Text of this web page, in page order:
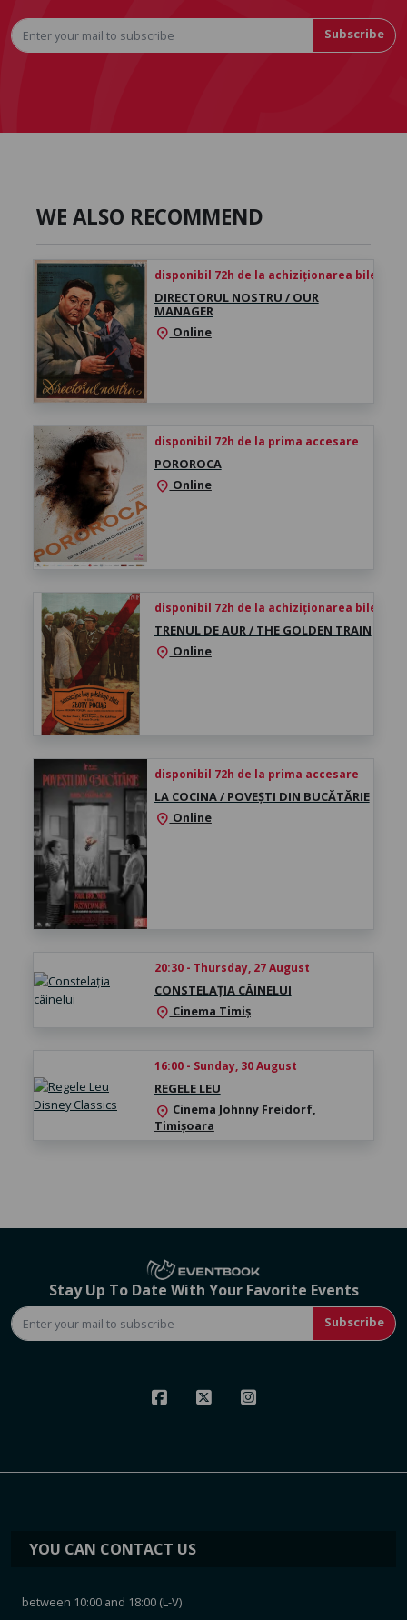
Subscribe
WE ALSO RECOMMEND
disponibil 72h de la achiziționarea biletului
DIRECTORUL NOSTRU / OUR
MANAGER
location_on Online
disponibil 72h de la prima accesare
POROROCA
location_on Online
disponibil 72h de la achiziționarea biletului
TRENUL DE AUR / THE GOLDEN TRAIN
location_on Online
disponibil 72h de la prima accesare
LA COCINA / POVEȘTI DIN BUCĂTĂRIE
location_on Online
20:30 - Thursday, 27 August
CONSTELAȚIA CÂINELUI
location_on Cinema Timiș
16:00 - Sunday, 30 August
REGELE LEU
location_on Cinema Johnny Freidorf,
Timișoara
Stay Up To Date With Your Favorite Events
Subscribe
YOU CAN CONTACT US
between 10:00 and 18:00 (L-V)